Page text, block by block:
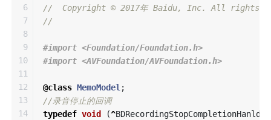
6
7
8
9
10
11
12
13
14
//  Copyright © 2017年 Baidu, Inc. All rights
//
#import <Foundation/Foundation.h>
@class MemoModel ;
//录音停止的回调
typedef void (^BDRecordingStopCompletionHanlder